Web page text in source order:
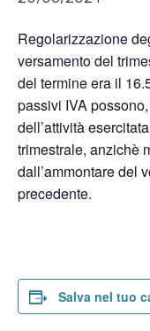
Regolarizzazione
versamento del
del termine era il
passivi IVA
dell’attività
trimestrale, anzichè
dall’ammontare del
precedente.
Salva nel tuo